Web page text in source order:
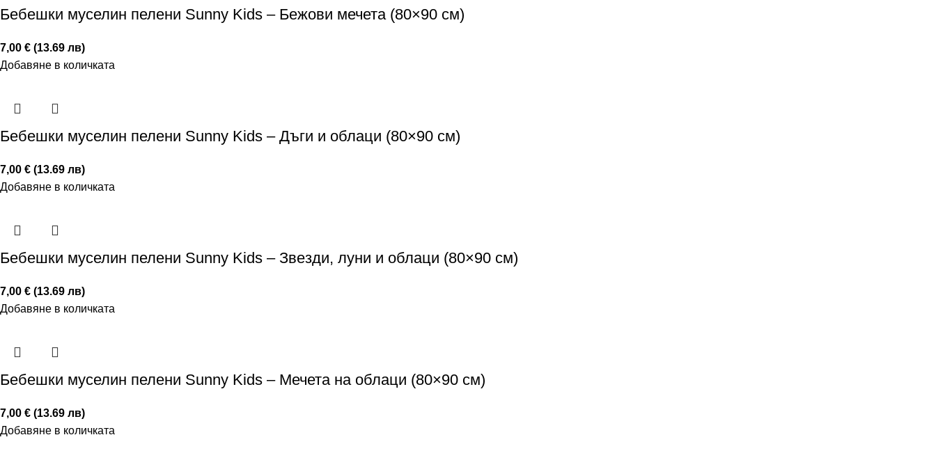
Бебешки муселин пелени Sunny Kids – Бежови мечета (80×90 см)
7,00 € (13.69 лв)
Добавяне в количката
Бебешки муселин пелени Sunny Kids – Дъги и облаци (80×90 см)
7,00 € (13.69 лв)
Добавяне в количката
Бебешки муселин пелени Sunny Kids – Звезди, луни и облаци (80×90 см)
7,00 € (13.69 лв)
Добавяне в количката
Бебешки муселин пелени Sunny Kids – Мечета на облаци (80×90 см)
7,00 € (13.69 лв)
Добавяне в количката